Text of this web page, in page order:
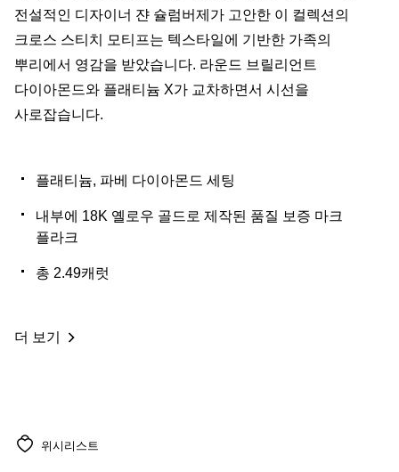
전설적인 디자이너 쟌 슐럼버제가 고안한 이 컬렉션의
크로스 스티치 모티프는 텍스타일에 기반한 가족의
뿌리에서 영감을 받았습니다. 라운드 브릴리언트
다이아몬드와 플래티늄 X가 교차하면서 시선을
사로잡습니다.
플래티늄, 파베 다이아몬드 세팅
내부에 18K 옐로우 골드로 제작된 품질 보증 마크
플라크
총 2.49캐럿
더 보기
위시리스트